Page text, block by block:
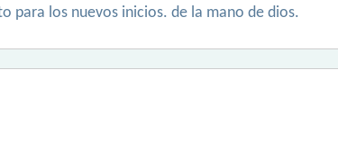
para los nuevos inicios. de la mano de dios.